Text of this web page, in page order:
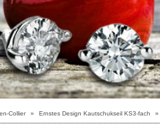
Collier » Ernstes Design Kautschukseil KS3-fach »